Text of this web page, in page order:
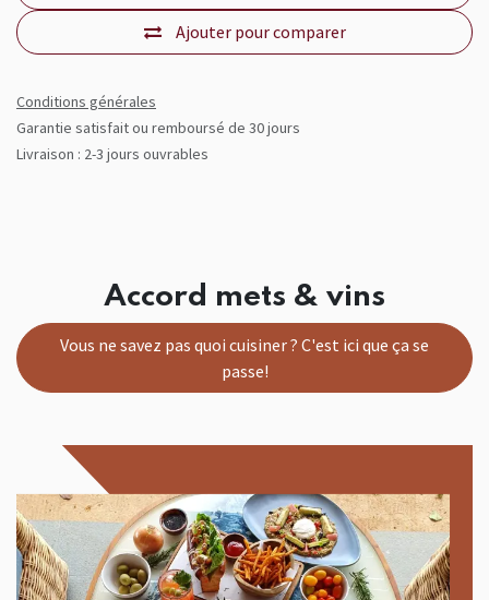
Ajouter pour comparer
Conditions générales
Garantie satisfait ou remboursé de 30 jours
Livraison : 2-3 jours ouvrables
Accord mets & vins
Vous ne savez pas quoi cuisiner ? C'est ici que ça se
passe!